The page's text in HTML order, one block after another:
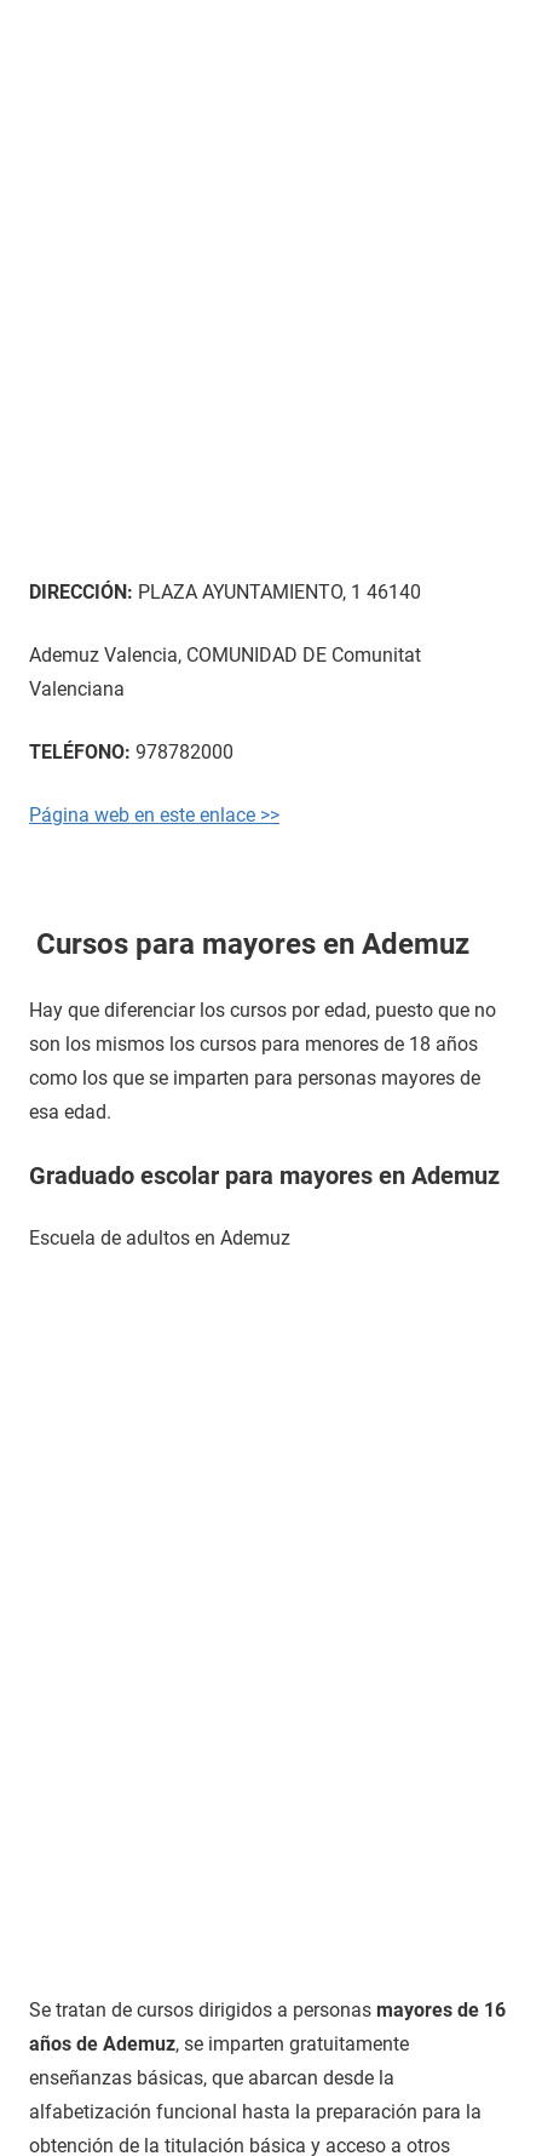
DIRECCIÓN: PLAZA AYUNTAMIENTO, 1 46140
Ademuz Valencia, COMUNIDAD DE Comunitat
Valenciana
TELÉFONO: 978782000
Página web en este enlace >>
Cursos para mayores en Ademuz
Hay que diferenciar los cursos por edad, puesto que no
son los mismos los cursos para menores de 18 años
como los que se imparten para personas mayores de
esa edad.
Graduado escolar para mayores en Ademuz
Escuela de adultos en Ademuz
Se tratan de cursos dirigidos a personas mayores de 16
años de Ademuz, se imparten gratuitamente
enseñanzas básicas, que abarcan desde la
alfabetización funcional hasta la preparación para la
obtención de la titulación básica y acceso a otros